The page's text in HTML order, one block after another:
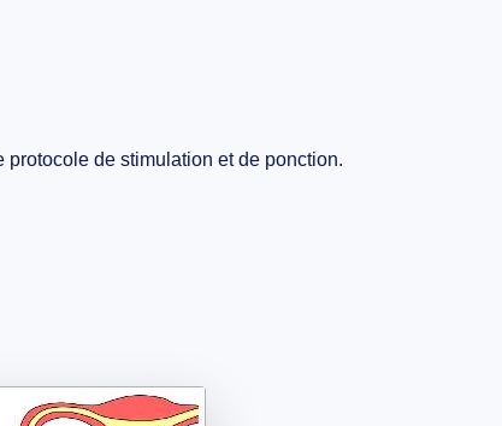
de stimulation et de ponction.